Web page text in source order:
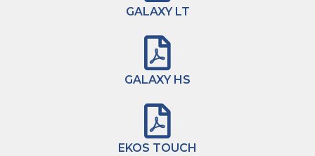
GALAXY LT
GALAXY HS
EKOS TOUCH